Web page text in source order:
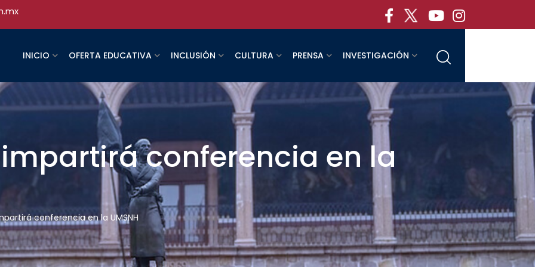
INICIO OFERTA EDUCATIVA INCLUSIÓN CULTURA PRENSA INVESTIGACIÓN
conferencia en la
conferencia en la UMSNH